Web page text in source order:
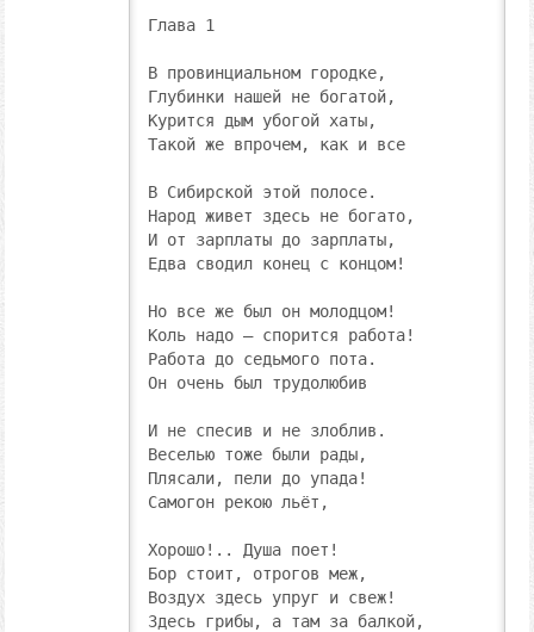
Глава 1
В провинциальном городке,
Глубинки нашей не богатой,
Курится дым убогой хаты,
Такой же впрочем, как и все
В Сибирской этой полосе.
Народ живет здесь не богато,
И от зарплаты до зарплаты,
Едва сводил конец с концом!
Но все же был он молодцом!
Коль надо – спорится работа!
Работа до седьмого пота.
Он очень был трудолюбив
И не спесив и не злоблив.
Веселью тоже были рады,
Плясали, пели до упада!
Самогон рекою льёт,
Хорошо!.. Душа поет!
Бор стоит, отрогов меж,
Воздух здесь упруг и свеж!
Здесь грибы, а там за балкой,